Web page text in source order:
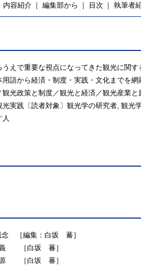
内容紹介 編集部から 目次 執筆者
うえで重要な視点になってきた観光に関
語から経済・制度・実践・文化までを
光政策と制度／観光と経済／観光産業
実践〔読者対象〕観光学の研究者, 観光
［編集：白坂 蕃］
［白坂 蕃］
［白坂 蕃］